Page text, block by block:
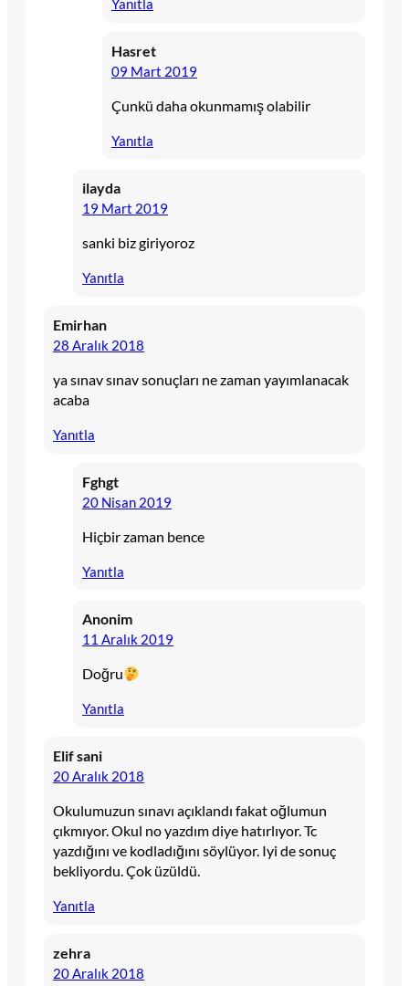
Yanıtla
Hasret
09 Mart 2019
Çunkü daha okunmamış olabilir
Yanıtla
ilayda
19 Mart 2019
sanki biz giriyoroz
Yanıtla
Emirhan
28 Aralık 2018
ya sınav sınav sonuçları ne zaman yayımlanacak
acaba
Yanıtla
Fghgt
20 Nisan 2019
Hiçbir zaman bence
Yanıtla
Anonim
11 Aralık 2019
Doğru
Yanıtla
Elif sani
20 Aralık 2018
Okulumuzun sınavı açıklandı fakat oğlumun
çıkmıyor. Okul no yazdım diye hatırlıyor. Tc
yazdığını ve kodladığını söylüyor. Iyi de sonuç
bekliyordu. Çok üzüldü.
Yanıtla
zehra
20 Aralık 2018